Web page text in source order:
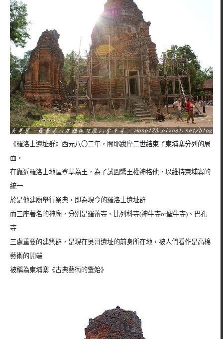
《羅洛士遺址群》西元八〇二年，闇耶跋摩二世結束了柬埔寨分列的局
面，
在靠近羅洛士地區登基為王，為了試圖醬王權神格他，以維持柬埔寨的
統一
於是他建廟舉行祭典，即為現今的羅洛士遺址群
而三座著名的神廟，分別是羅蕾寺、比列科寺(神牛寺or聖牛寺)、巴孔
寺
三處重要的建築群，是現在吳哥遺址的前身所在地，被人們看作是高棉
藝術的開端
被稱為柬埔寨《古典藝術的肇始》